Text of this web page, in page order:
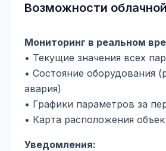
Возможности
Мониторинг в реальном
• Текущие значения всех
• Состояние оборудования
авария)
• Графики параметров за
• Карта расположения
Уведомления: